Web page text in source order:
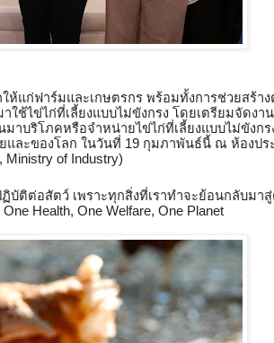
แก่ฟาร์มและเกษตรกร พร้อมทั้งการช่วยสร้า
ช้ไข่ไก่ที่เลี้ยงแบบไม่ขังกรง โดยเตรียมจัดงา
บริโภคหรือจำหน่ายไข่ไก่ที่เลี้ยงแบบไม่ขังกร
ยและของโลก ในวันที่ 19 กุมภาพันธ์นี้ ณ ห้องปร
of Industry)
ติต่อสัตว์ เพราะทุกสิ่งที่เราทำจะย้อนกลับมาสู่
Health, One Welfare, One Planet